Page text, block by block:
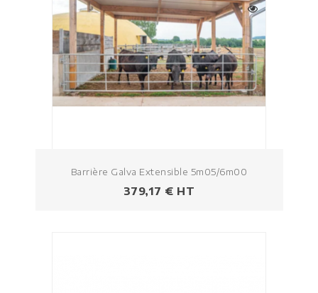
Barrière Galva Extensible 5m05/6m00
Prezzo
379,17 € HT